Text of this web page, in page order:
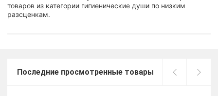
товаров из категории гигиенические души по низким
разсценкам.
Последние просмотренные товары